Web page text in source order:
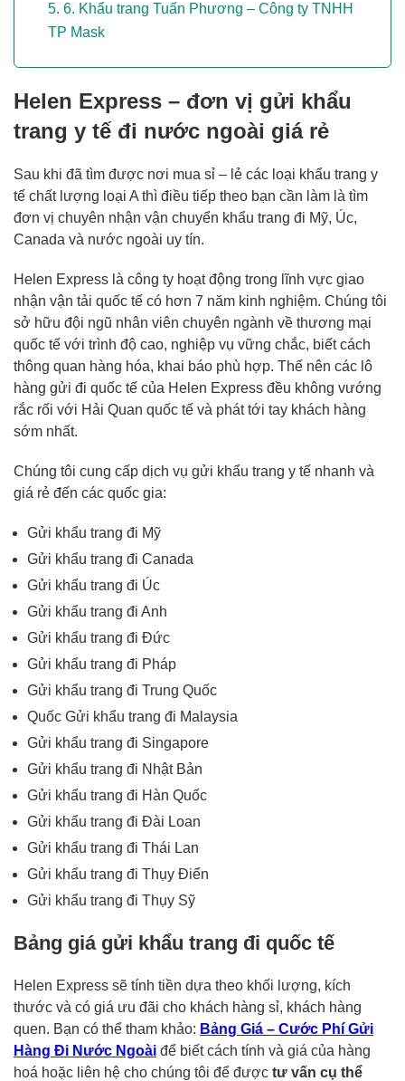
6. Khẩu trang Tuấn Phương – Công ty TNHH
TP Mask
Helen Express – đơn vị gửi khẩu
trang y tế đi nước ngoài giá rẻ
Sau khi đã tìm được nơi mua sỉ – lẻ các loại khẩu trang y
tế chất lượng loại A thì điều tiếp theo bạn cần làm là tìm
đơn vị chuyên nhận vận chuyển khẩu trang đi Mỹ, Úc,
Canada và nước ngoài uy tín.
Helen Express là công ty hoạt động trong lĩnh vực giao
nhận vận tải quốc tế có hơn 7 năm kinh nghiệm. Chúng tôi
sở hữu đội ngũ nhân viên chuyên ngành về thương mại
quốc tế với trình độ cao, nghiệp vụ vững chắc, biết cách
thông quan hàng hóa, khai báo phù hợp. Thế nên các lô
hàng gửi đi quốc tế của Helen Express đều không vướng
rắc rối với Hải Quan quốc tế và phát tới tay khách hàng
sớm nhất.
Chúng tôi cung cấp dịch vụ gửi khẩu trang y tế nhanh và
giá rẻ đến các quốc gia:
Gửi khẩu trang đi Mỹ
Gửi khẩu trang đi Canada
Gửi khẩu trang đi Úc
Gửi khẩu trang đi Anh
Gửi khẩu trang đi Đức
Gửi khẩu trang đi Pháp
Gửi khẩu trang đi Trung Quốc
Quốc Gửi khẩu trang đi Malaysia
Gửi khẩu trang đi Singapore
Gửi khẩu trang đi Nhật Bản
Gửi khẩu trang đi Hàn Quốc
Gửi khẩu trang đi Đài Loan
Gửi khẩu trang đi Thái Lan
Gửi khẩu trang đi Thụy Điển
Gửi khẩu trang đi Thụy Sỹ
Bảng giá gửi khẩu trang đi quốc tế
Helen Express sẽ tính tiền dựa theo khối lượng, kích
thước và có giá ưu đãi cho khách hàng sỉ, khách hàng
quen. Bạn có thể tham khảo: Bảng Giá – Cước Phí Gửi
Hàng Đi Nước Ngoài để biết cách tính và giá của hàng
hoá hoặc liên hệ cho chúng tôi để được tư vấn cụ thể